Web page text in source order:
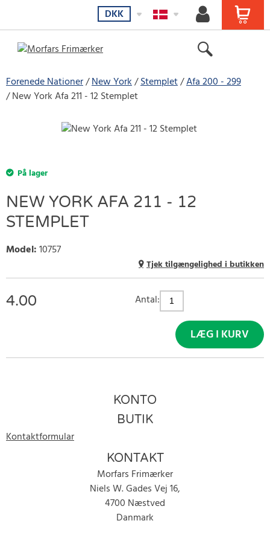
DKK
Forenede Nationer New York Stemplet Afa 200 - 299
New York Afa 211 - 12 Stemplet
På lager
NEW YORK AFA 211 - 12
STEMPLET
Model:10757
Tjek tilgængelighed i butikken
4.00 Antal:
LÆG I KURV
KONTO
BUTIK
Kontaktformular
KONTAKT
Morfars Frimærker
Niels W. Gades Vej 16,
4700 Næstved
Danmark